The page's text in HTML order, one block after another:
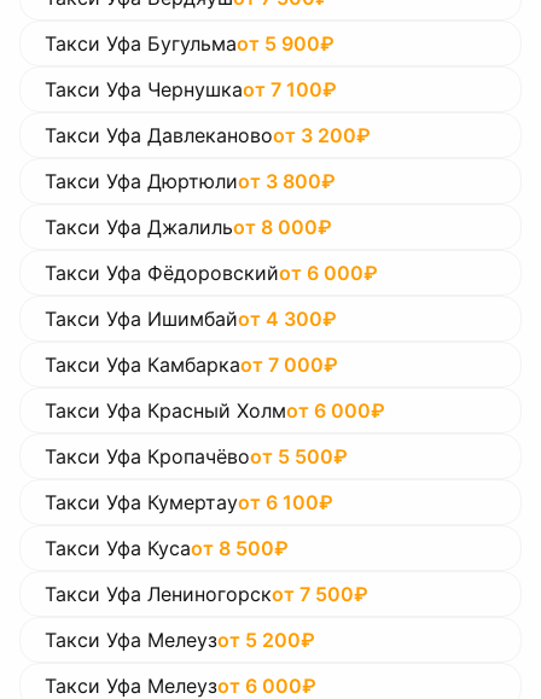
Такси Уфа Бугульмаот 5 900₽
Такси Уфа Чернушкаот 7 100₽
Такси Уфа Давлекановоот 3 200₽
Такси Уфа Дюртюлиот 3 800₽
Такси Уфа Джалильот 8 000₽
Такси Уфа Фёдоровскийот 6 000₽
Такси Уфа Ишимбайот 4 300₽
Такси Уфа Камбаркаот 7 000₽
Такси Уфа Красный Холмот 6 000₽
Такси Уфа Кропачёвоот 5 500₽
Такси Уфа Кумертауот 6 100₽
Такси Уфа Кусаот 8 500₽
Такси Уфа Лениногорскот 7 500₽
Такси Уфа Мелеузот 5 200₽
Такси Уфа Мелеузот 6 000₽